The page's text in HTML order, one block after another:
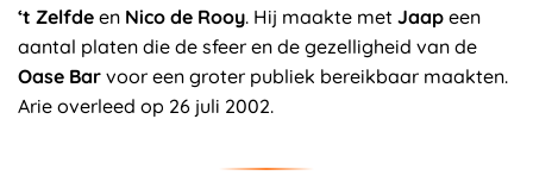
‘t Zelfde en Nico de Rooy. Hij maakte met Jaap een
aantal platen die de sfeer en de gezelligheid van de
Oase Bar voor een groter publiek bereikbaar maakten.
Arie overleed op 26 juli 2002.